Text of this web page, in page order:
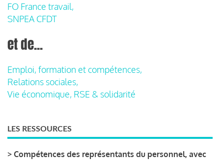
FO France travail,
SNPEA CFDT
et de...
Emploi, formation et compétences,
Relations sociales,
Vie économique, RSE & solidarité
LES RESSOURCES
> Compétences des représentants du personnel, avec